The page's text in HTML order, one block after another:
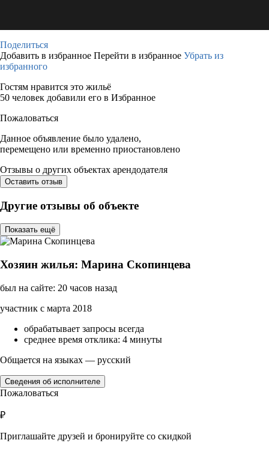
Поделиться
Добавить в избранное Перейти в избранное Убрать из
избранного
Гостям нравится это жильё
50 человек добавили его в Избранное
Пожаловаться
Данное объявление было удалено,
перемещено или временно приостановлено
Отзывы о других объектах арендодателя
Оставить отзыв
Другие отзывы об объекте
Показать ещё
Хозяин жилья: Марина Скопинцева
был на сайте: 20 часов назад
участник с марта 2018
обрабатывает запросы всегда
среднее время отклика: 4 минуты
Общается на языках — русский
Сведения об исполнителе
Пожаловаться
₽
Приглашайте друзей и бронируйте со скидкой